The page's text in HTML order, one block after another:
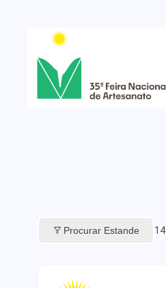
conteúdo
Procurar Estande 14